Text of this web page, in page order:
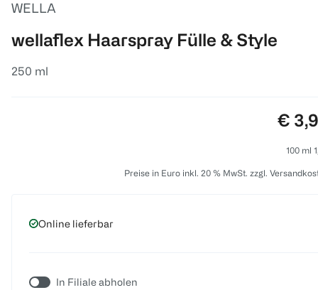
WELLA
wellaflex Haarspray Fülle & Style
250 ml
€
100 ml
Preise in Euro inkl. 20 % MwSt. zzgl.
Online lieferbar
In Filiale abholen